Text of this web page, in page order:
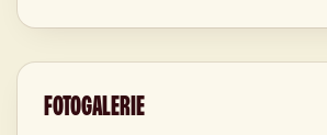
FOTOGALERIE